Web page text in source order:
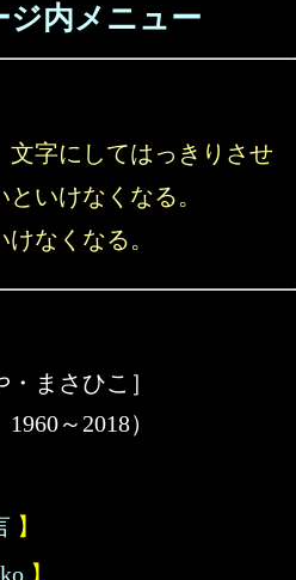
内メニュー
文字にしてはっきりさせ
いけなくなる。
なくなる。
まさひこ］
～2018）
】
】